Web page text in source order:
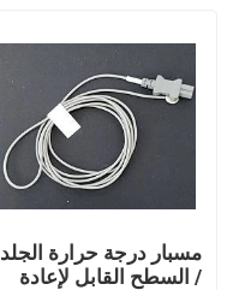
منتجات
عرض الواقع الافتراضي
معلومات عنا
مسبار درجة حرارة الجلد
/ السطح القابل لإعادة